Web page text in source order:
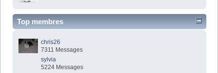
Top membres
chris26
7311 Messages
sylvia
5224 Messages